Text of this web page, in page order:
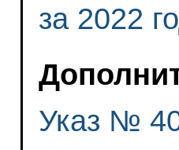
за 2022
Указ №